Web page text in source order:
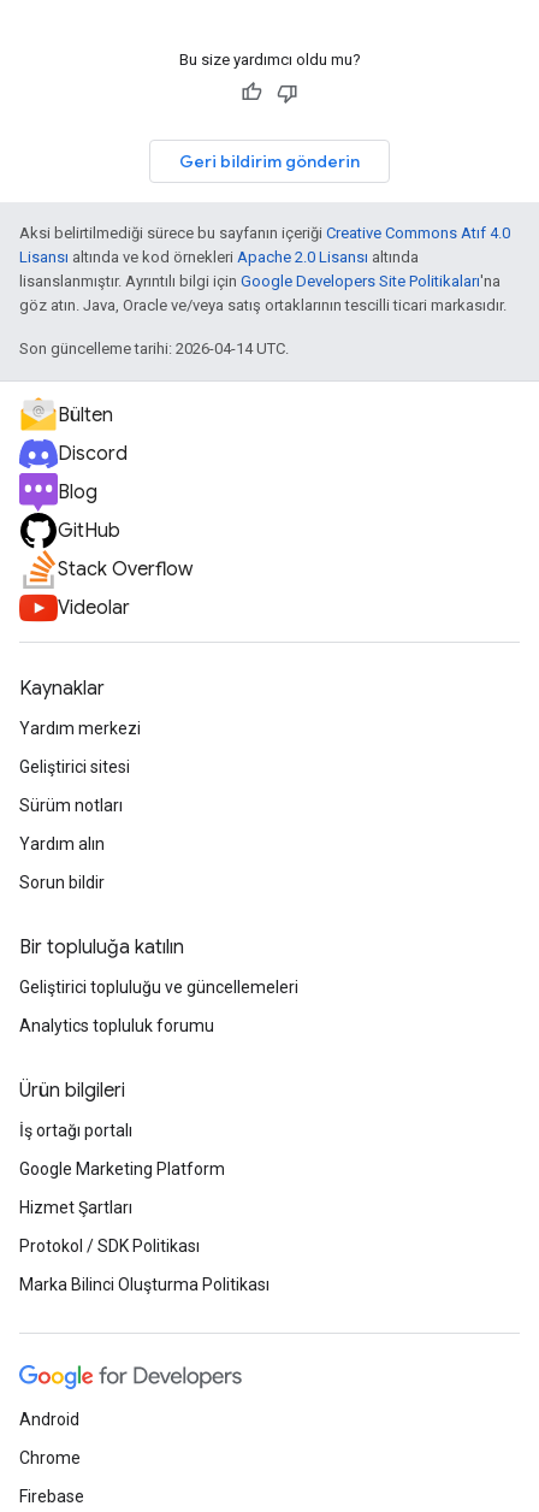
Bu size yardımcı oldu mu?
Geri bildirim gönderin
Aksi belirtilmediği sürece bu sayfanın içeriği Creative Commons Atıf 4.0
Lisansı altında ve kod örnekleri Apache 2.0 Lisansı altında
lisanslanmıştır. Ayrıntılı bilgi için Google Developers Site Politikaları'na
göz atın. Java, Oracle ve/veya satış ortaklarının tescilli ticari markasıdır.
Son güncelleme tarihi: 2026-04-14 UTC.
Bülten
Discord
Blog
GitHub
Stack Overflow
Videolar
Kaynaklar
Yardım merkezi
Geliştirici sitesi
Sürüm notları
Yardım alın
Sorun bildir
Bir topluluğa katılın
Geliştirici topluluğu ve güncellemeleri
Analytics topluluk forumu
Ürün bilgileri
İş ortağı portalı
Google Marketing Platform
Hizmet Şartları
Protokol / SDK Politikası
Marka Bilinci Oluşturma Politikası
Android
Chrome
Firebase